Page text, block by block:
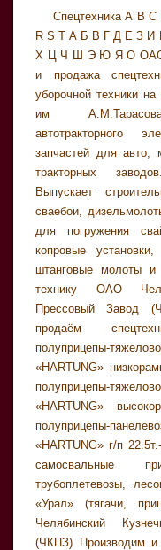
Спецтехника A B
R S T А Б В Г Д Е З
Х Ц Ч Ш Э Ю Я О ОАО
и продажа
уборочной техники
им
автотракторного
запчастей для авто,
тракторных
Выпускает
сваебои,
для погружения
копровые
штанговые молоты и
технику ОАО
Прессовый Завод
продаём
полуприцепы-
«HARTUNG»
полуприцепы-
«HARTUNG»
полуприцепы-
«HARTUNG» г/п
самосвальные
трубоплетевозы,
«Урал» (тягачи,
Челябинский
(ЧКПЗ) Производим и